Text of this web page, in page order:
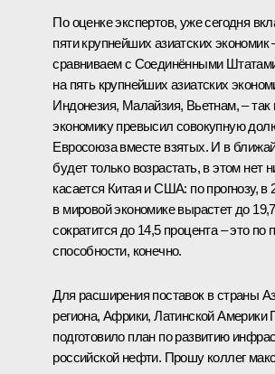
По оценке экспертов, уже сегодня
пяти крупнейших азиатских
сравниваем с Соединёнными
на пять крупнейших азиатских
Индонезия, Малайзия, Вьетнам, – так
экономику превысил совокупную
Евросоюза вместе взятых. И в
будет только возрастать, в этом нет
касается Китая и США: по прогнозу,
в мировой экономике вырастет до
сократится до 14,5 процента – это по
способности, конечно.
Для расширения поставок в страны
региона, Африки, Латинской Америки
подготовило план по развитию
российской нефти. Прошу коллег